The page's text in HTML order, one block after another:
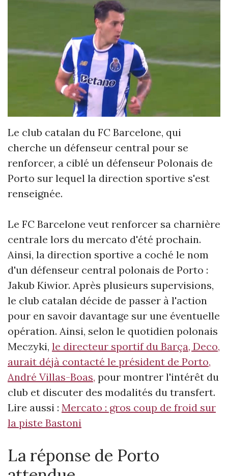
Le club catalan du FC Barcelone, qui
cherche un défenseur central pour se
renforcer, a ciblé un défenseur Polonais de
Porto sur lequel la direction sportive s'est
renseignée.
Le FC Barcelone veut renforcer sa charnière
centrale lors du mercato d'été prochain.
Ainsi, la direction sportive a coché le nom
d'un défenseur central polonais de Porto :
Jakub Kiwior. Après plusieurs supervisions,
le club catalan décide de passer à l'action
pour en savoir davantage sur une éventuelle
opération. Ainsi, selon le quotidien polonais
Meczyki, le directeur sportif du Barça, Deco,
aurait déjà contacté le président de Porto,
André Villas-Boas, pour montrer l'intérêt du
club et discuter des modalités du transfert.
Lire aussi : Mercato : gros coup de froid sur
la piste Bastoni
La réponse de Porto